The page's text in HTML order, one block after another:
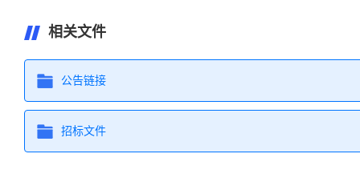
相关文件
公告链接
招标文件